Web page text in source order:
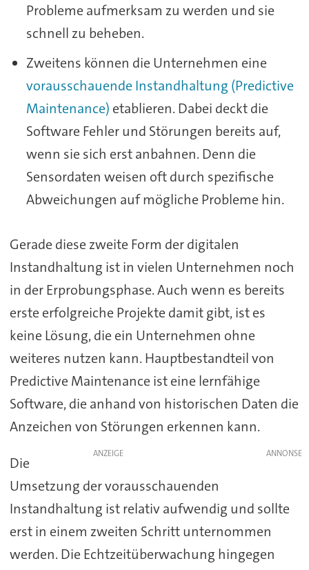
Probleme aufmerksam zu werden und sie
schnell zu beheben.
Zweitens können die Unternehmen eine
vorausschauende Instandhaltung (Predictive
Maintenance) etablieren. Dabei deckt die
Software Fehler und Störungen bereits auf,
wenn sie sich erst anbahnen. Denn die
Sensordaten weisen oft durch spezifische
Abweichungen auf mögliche Probleme hin.
Gerade diese zweite Form der digitalen
Instandhaltung ist in vielen Unternehmen noch
in der Erprobungsphase. Auch wenn es bereits
erste erfolgreiche Projekte damit gibt, ist es
keine Lösung, die ein Unternehmen ohne
weiteres nutzen kann. Hauptbestandteil von
Predictive Maintenance ist eine lernfähige
Software, die anhand von historischen Daten die
Anzeichen von Störungen erkennen kann.
ANZEIGE
Die
Umsetzung der vorausschauenden
Instandhaltung ist relativ aufwendig und sollte
erst in einem zweiten Schritt unternommen
werden. Die Echtzeitüberwachung hingegen